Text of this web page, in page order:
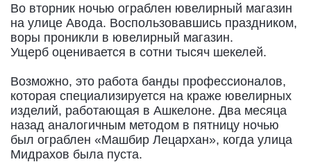
Во вторник ночью ограблен ювелирный магазин
на улице Авода. Воспользовавшись праздником,
воры проникли в ювелирный магазин.
Ущерб оценивается в сотни тысяч шекелей.
Возможно, это работа банды профессионалов,
которая специализируется на краже ювелирных
изделий, работающая в Ашкелоне. Два месяца
назад аналогичным методом в пятницу ночью
был ограблен «Машбир Лецархан», когда улица
Мидрахов была пуста.